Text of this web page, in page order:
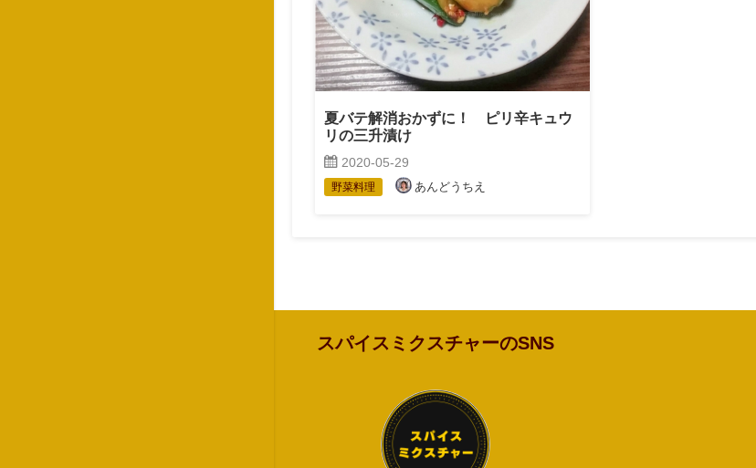
夏バテ解消おかずに！ ピリ辛キュウ
リの三升漬け
2020-05-29
野菜料理 あんどうちえ
スパイスミクスチャーのSNS